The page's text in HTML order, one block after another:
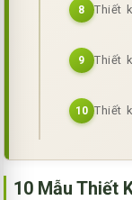
8 Thiết
9 Thiết
10 Thiết
10 Mẫu Thiết